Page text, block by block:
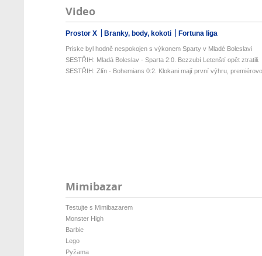
Video
Prostor X Branky, body, kokoti Fortuna liga
Priske byl hodně nespokojen s výkonem Sparty v Mladé Boleslavi
SESTŘIH: Mladá Boleslav - Sparta 2:0. Bezzubí Letenští opět ztratili.
SESTŘIH: Zlín - Bohemians 0:2. Klokani mají první výhru,
Mimibazar
Testujte s Mimibazarem
Monster High
Barbie
Lego
Pyžama